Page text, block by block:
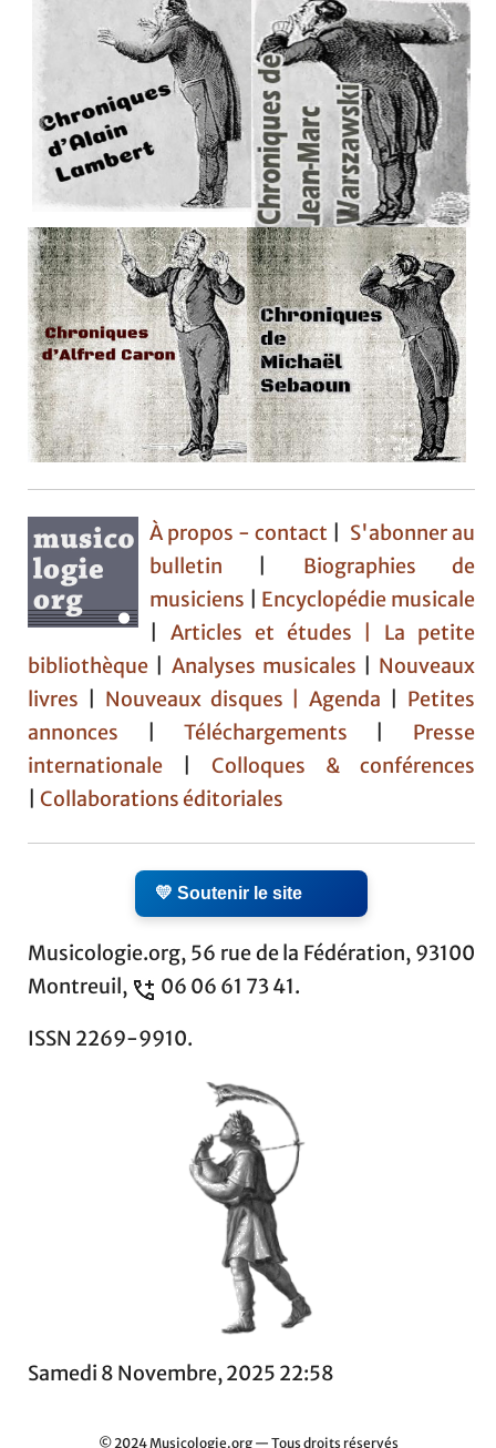
À propos - contact
S'abonner au
bulletin
Biographies de
musiciens
Encyclopédie musicale
|Articles et études | La petite
bibliothèque
Analyses musicales
Nouveaux
livres
Nouveaux disques |Agenda
Petites
annonces
Téléchargements
Presse
internationale
Colloques & conférences
Collaborations éditoriales
💛 Soutenir le site
Musicologie.org, 56 rue de la Fédération, 93100
Montreuil,
06 06 61 73 41.
ISSN 2269-9910.
Samedi 8 Novembre, 2025 22:58
© 2024 Musicologie.org — Tous droits réservés